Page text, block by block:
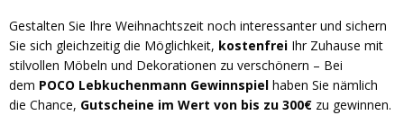
Gestalten Sie Ihre Weihnachtszeit noch interessanter und sichern
Sie sich gleichzeitig die Möglichkeit, kostenfrei Ihr Zuhause mit
stilvollen Möbeln und Dekorationen zu verschönern – Bei
dem POCO Lebkuchenmann Gewinnspiel haben Sie nämlich
die Chance, Gutscheine im Wert von bis zu 300€ zu gewinnen.